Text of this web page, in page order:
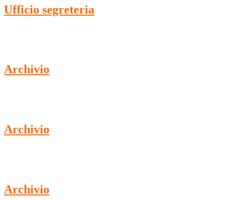
Ufficio segreteria
Archivio
Archivio
Archivio